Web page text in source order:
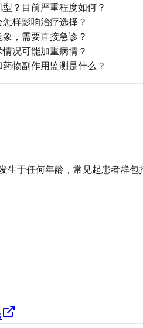
？目前严重程度如何？
样影响治疗选择？
，需要直接急诊？
况可能加重病情？
物副作用监测是什么？
生于任何年龄，常见起患者群